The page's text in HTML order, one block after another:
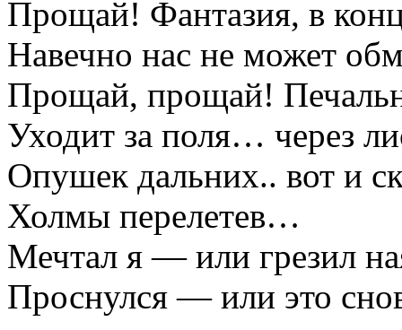
Прощай! Фантазия, в
Навечно нас не может
Прощай, прощай!
Уходит за поля… через
Опушек дальних.. вот и
Холмы перелетев…
Мечтал я — или грезил
Проснулся — или это